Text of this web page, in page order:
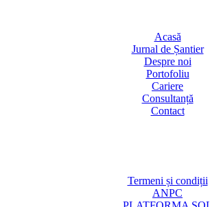
Acasă
Jurnal de Șantier
Despre noi
Portofoliu
Cariere
Consultanță
Contact
Termeni și condiții
ANPC